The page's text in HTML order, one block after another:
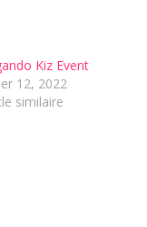
Kiz Event
12, 2022
similaire